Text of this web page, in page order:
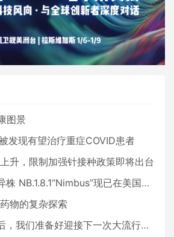
图景
发现有望治疗重症COVID患者
升，限制加强针接种政策即将出台
现已在美国占据主导地位
物的复杂探索
我们准备好迎接下一次大流行了吗？